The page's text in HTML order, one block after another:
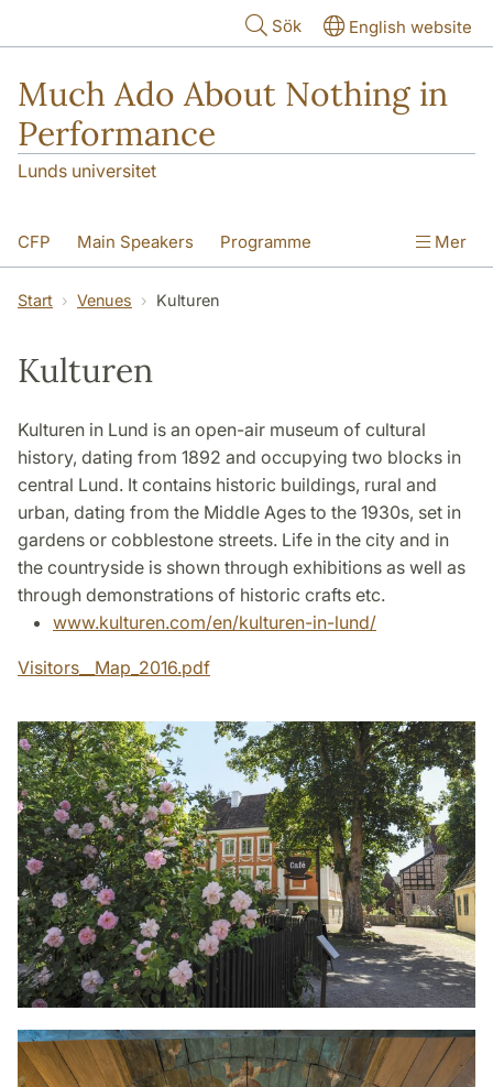
Sök English website
Much Ado About Nothing in
Performance
Lunds universitet
CFP Main Speakers Programme
Registration Travel and Accommodation
Mer
Start Venues Kulturen
Kulturen
Kulturen in Lund is an open-air museum of cultural
history, dating from 1892 and occupying two blocks in
central Lund. It contains historic buildings, rural and
urban, dating from the Middle Ages to the 1930s, set in
gardens or cobblestone streets. Life in the city and in
the countryside is shown through exhibitions as well as
through demonstrations of historic crafts etc.
www.kulturen.com/en/kulturen-in-lund/
Visitors__Map_2016.pdf